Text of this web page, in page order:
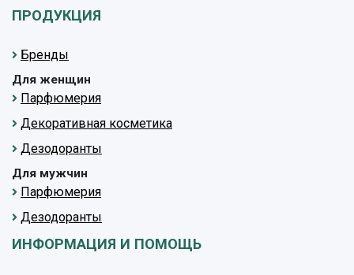
ПРОДУКЦИЯ
Бренды
Для женщин
Парфюмерия
Декоративная косметика
Дезодоранты
Для мужчин
Парфюмерия
Дезодоранты
ИНФОРМАЦИЯ И ПОМОЩЬ